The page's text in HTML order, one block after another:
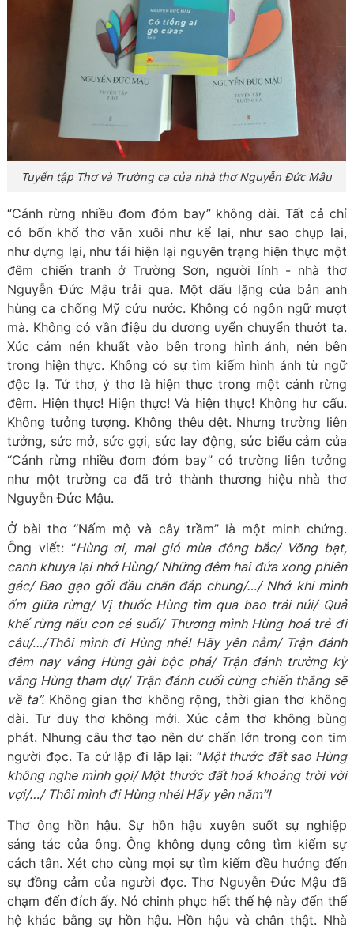
Tuyển tập Thơ và Trường ca của nhà thơ Nguyễn Đức Mâu
“Cánh rừng nhiều đom đóm bay” không dài. Tất cả chỉ
có bốn khổ thơ văn xuôi như kể lại, như sao chụp lại,
như dựng lại, như tái hiện lại nguyên trạng hiện thực một
đêm chiến tranh ở Trường Sơn, người lính - nhà thơ
Nguyễn Đức Mậu trải qua. Một dấu lặng của bản anh
hùng ca chống Mỹ cứu nước. Không có ngôn ngữ mượt
mà. Không có vần điệu du dương uyển chuyển thướt ta.
Xúc cảm nén khuất vào bên trong hình ảnh, nén bên
trong hiện thực. Không có sự tìm kiếm hình ảnh từ ngữ
độc lạ. Tứ thơ, ý thơ là hiện thực trong một cánh rừng
đêm. Hiện thực! Hiện thực! Và hiện thực! Không hư cấu.
Không tưởng tượng. Không thêu dệt. Nhưng trường liên
tưởng, sức mở, sức gợi, sức lay động, sức biểu cảm của
“Cánh rừng nhiều đom đóm bay” có trường liên tưởng
như một trường ca đã trở thành thương hiệu nhà thơ
Nguyễn Đức Mậu.
Ở bài thơ “Nấm mộ và cây trầm” là một minh chứng.
Ông viết: “Hùng ơi, mai gió mùa đông bắc/ Võng bạt,
canh khuya lại nhớ Hùng/ Những đêm hai đứa xong phiên
gác/ Bao gạo gối đầu chăn đắp chung/…/ Nhớ khi mình
ốm giữa rừng/ Vị thuốc Hùng tìm qua bao trái núi/ Quả
khế rừng nấu con cá suối/ Thương mình Hùng hoá trẻ đi
câu/…/Thôi mình đi Hùng nhé! Hãy yên nằm/ Trận đánh
đêm nay vắng Hùng gài bộc phá/ Trận đánh trường kỳ
vắng Hùng tham dự/ Trận đánh cuối cùng chiến thắng sẽ
về ta”. Không gian thơ không rộng, thời gian thơ không
dài. Tư duy thơ không mới. Xúc cảm thơ không bùng
phát. Nhưng câu thơ tạo nên dư chấn lớn trong con tim
người đọc. Ta cứ lặp đi lặp lại: “Một thước đất sao Hùng
không nghe mình gọi/ Một thước đất hoá khoảng trời vời
vợi/…/ Thôi mình đi Hùng nhé! Hãy yên nằm”!
Thơ ông hồn hậu. Sự hồn hậu xuyên suốt sự nghiệp
sáng tác của ông. Ông không dụng công tìm kiếm sự
cách tân. Xét cho cùng mọi sự tìm kiếm đều hướng đến
sự đồng cảm của người đọc. Thơ Nguyễn Đức Mậu đã
chạm đến đích ấy. Nó chinh phục hết thế hệ này đến thế
hệ khác bằng sự hồn hậu. Hồn hậu và chân thật. Nhà